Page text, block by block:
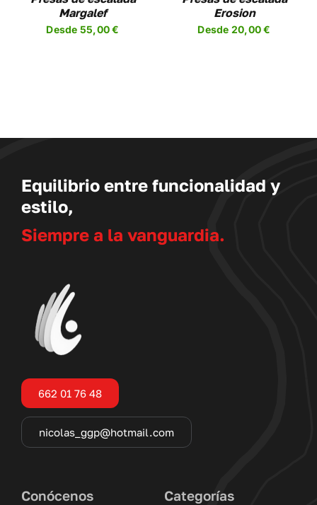
Margalef
Desde 55,00€
SE
ELEGIR
Erosion
Desde 20,00€
Equilibrio entre funcionalidad y
estilo,
Siempre a la vanguardia.
662 01 76 48
nicolas_ggp@hotmail.com
Conócenos Categorías